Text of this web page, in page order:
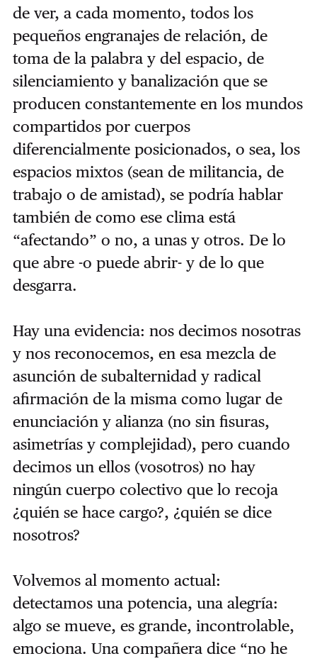
de ver, a cada momento, todos los
pequeños engranajes de relación, de
toma de la palabra y del espacio, de
silenciamiento y banalización que se
producen constantemente en los mundos
compartidos por cuerpos
diferencialmente posicionados, o sea, los
espacios mixtos (sean de militancia, de
trabajo o de amistad), se podría hablar
también de como ese clima está
“afectando” o no, a unas y otros. De lo
que abre -o puede abrir- y de lo que
desgarra.
Hay una evidencia: nos decimos nosotras
y nos reconocemos, en esa mezcla de
asunción de subalternidad y radical
afirmación de la misma como lugar de
enunciación y alianza (no sin fisuras,
asimetrías y complejidad), pero cuando
decimos un ellos (vosotros) no hay
ningún cuerpo colectivo que lo recoja
¿quién se hace cargo?, ¿quién se dice
nosotros?
Volvemos al momento actual:
detectamos una potencia, una alegría:
algo se mueve, es grande, incontrolable,
emociona. Una compañera dice “no he